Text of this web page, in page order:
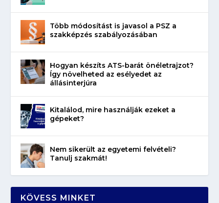
Több módosítást is javasol a PSZ a
szakképzés szabályozásában
Hogyan készíts ATS-barát önéletrajzot?
Így növelheted az esélyedet az
állásinterjúra
Kitalálod, mire használják ezeket a
gépeket?
Nem sikerült az egyetemi felvételi?
Tanulj szakmát!
KÖVESS MINKET